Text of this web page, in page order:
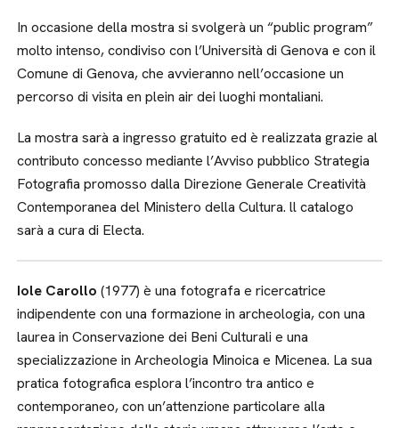
In occasione della mostra si svolgerà un “public program”
molto intenso, condiviso con l’Università di Genova e con il
Comune di Genova, che avvieranno nell’occasione un
percorso di visita en plein air dei luoghi montaliani.
La mostra sarà a ingresso gratuito ed è realizzata grazie al
contributo concesso mediante l’Avviso pubblico Strategia
Fotografia promosso dalla Direzione Generale Creatività
Contemporanea del Ministero della Cultura. ll catalogo
sarà a cura di Electa.
Iole Carollo (1977) è una fotografa e ricercatrice
indipendente con una formazione in archeologia, con una
laurea in Conservazione dei Beni Culturali e una
specializzazione in Archeologia Minoica e Micenea. La sua
pratica fotografica esplora l’incontro tra antico e
contemporaneo, con un’attenzione particolare alla